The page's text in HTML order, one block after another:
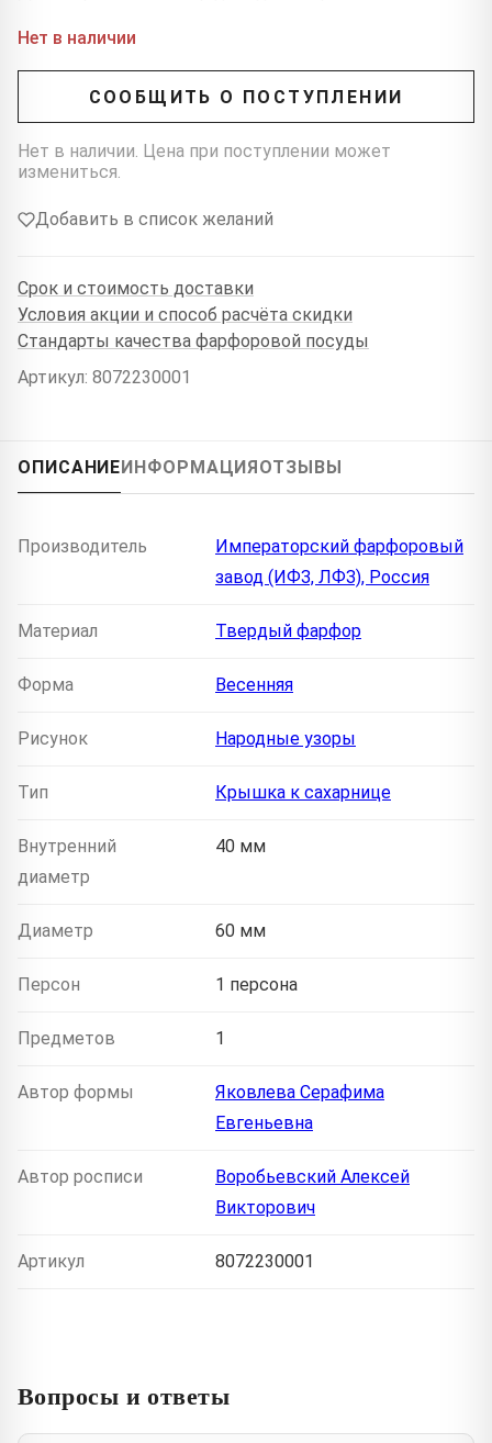
Нет в наличии
СООБЩИТЬ О ПОСТУПЛЕНИИ
Нет в наличии. Цена при поступлении может
измениться.
Добавить в список желаний
Срок и стоимость доставки
Условия акции и способ расчёта скидки
Стандарты качества фарфоровой посуды
Артикул: 8072230001
ОПИСАНИЕИНФОРМАЦИЯОТЗЫВЫ
Производитель
Императорский фарфоровый
завод (ИФЗ, ЛФЗ), Россия
Материал Твердый фарфор
Форма Весенняя
Рисунок Народные узоры
Тип Крышка к сахарнице
Внутренний
диаметр
40 мм
Диаметр 60 мм
Персон 1 персона
Предметов 1
Автор формы
Яковлева Серафима
Евгеньевна
Автор росписи
Воробьевский Алексей
Викторович
Артикул 8072230001
Вопросы и ответы